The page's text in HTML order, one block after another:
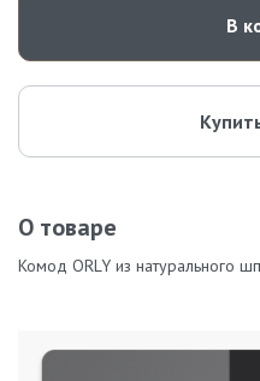
В
О товаре
Комод ORLY из натурального